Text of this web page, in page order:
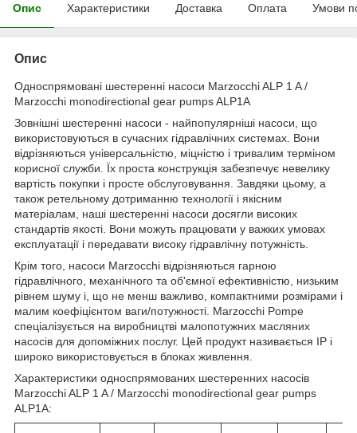
Опис Характеристики Доставка Оплата Умови
Опис
Односпрямовані шестеренні насоси Marzocchi ALP 1 A /
Marzocchi monodirectional gear pumps ALP1A
Зовнішні шестеренні насоси - найпопулярніші насоси, що
використовуються в сучасних гідравлічних системах. Вони
відрізняються універсальністю, міцністю і тривалим терміном
корисної служби. Їх проста конструкція забезпечує невелику
вартість покупки і просте обслуговування. Завдяки цьому, а
також ретельному дотриманню технології і якісним
матеріалам, наші шестеренні насоси досягли високих
стандартів якості. Вони можуть працювати у важких умовах
експлуатації і передавати високу гідравлічну потужність.
Крім того, насоси Marzocchi відрізняються гарною
гідравлічного, механічного та об'ємної ефективністю, низьким
рівнем шуму і, що не менш важливо, компактними розмірами і
малим коефіцієнтом ваги/потужності. Marzocchi Pompe
спеціалізується на виробництві малопотужних масляних
насосів для допоміжних послуг. Цей продукт називається IP і
широко використовується в блоках живлення.
Характеристики односпрямованих шестеренних насосів
Marzocchi ALP 1 A / Marzocchi monodirectional gear pumps
ALP1A: